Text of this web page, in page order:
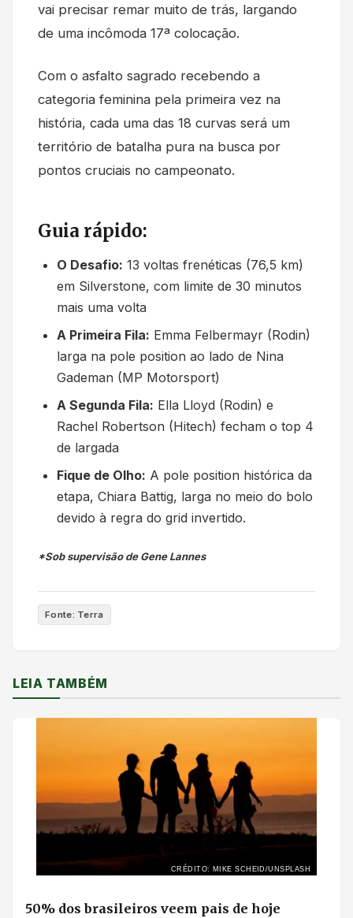
vai precisar remar muito de trás, largando
de uma incômoda 17ª colocação.
Com o asfalto sagrado recebendo a
categoria feminina pela primeira vez na
história, cada uma das 18 curvas será um
território de batalha pura na busca por
pontos cruciais no campeonato.
Guia rápido:
O Desafio: 13 voltas frenéticas (76,5 km)
em Silverstone, com limite de 30 minutos
mais uma volta
A Primeira Fila: Emma Felbermayr (Rodin)
larga na pole position ao lado de Nina
Gademan (MP Motorsport)
A Segunda Fila: Ella Lloyd (Rodin) e
Rachel Robertson (Hitech) fecham o top 4
de largada
Fique de Olho: A pole position histórica da
etapa, Chiara Battig, larga no meio do bolo
devido à regra do grid invertido.
*Sob supervisão de Gene Lannes
Fonte: Terra
LEIA TAMBÉM
CRÉDITO: MIKE SCHEID/UNSPLASH
50% dos brasileiros veem pais de hoje